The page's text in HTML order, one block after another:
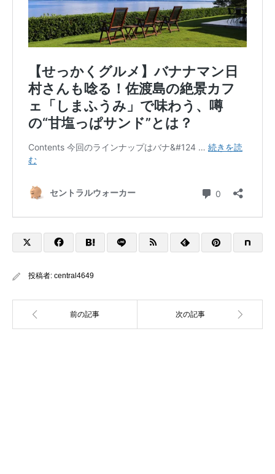
投稿者: central4649